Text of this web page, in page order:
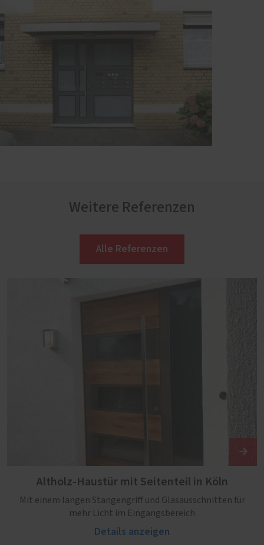
Weitere Referenzen
Alle Referenzen
Altholz-Haustür mit Seitenteil in Köln
Mit einem langen Stangengriff und Glasausschnitten für
mehr Licht im Eingangsbereich
Details anzeigen